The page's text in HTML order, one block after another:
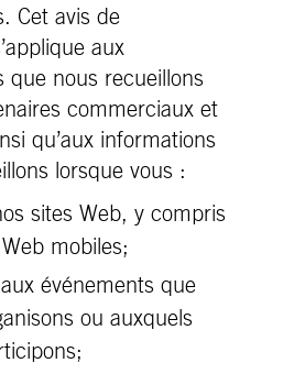
Cet avis de
aux
que nous recueillons
commerciaux et
qu’aux informations
lorsque vous :
sites Web, y compris
mobiles;
événements que
ou auxquels